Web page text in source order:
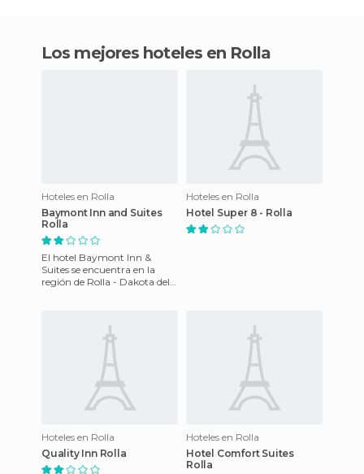
Los mejores hoteles en Rolla
Hoteles en Rolla
Baymont Inn and Suites
Rolla
El hotel Baymont Inn &
Suites se encuentra en la
región de Rolla - Dakota del
Hoteles en Rolla
Hotel Super 8 - Rolla
Hoteles en Rolla
Quality Inn Rolla
Hoteles en Rolla
Hotel Comfort Suites
Rolla